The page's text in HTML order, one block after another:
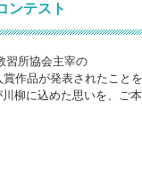
ンテスト
所協会主宰の
作品が発表されたこと
柳に込めた思いを、ご